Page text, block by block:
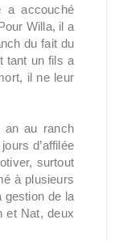
a accouché
Willa, il a
du fait du
tant un fils a
il ne leur
an au ranch
d’affilée
surtout
à plusieurs
gestion de la
et Nat, deux